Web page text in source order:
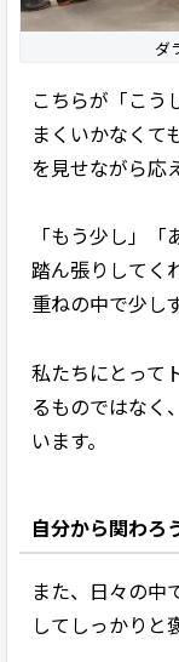
ダ
こちらが「こう
まくいかなくて
を見せながら応
「もう少し」
踏ん張りしてく
重ねの中で少し
私たちにとって
るものではなく
います。
自分から関わろ
また、日々の中
してしっかりと